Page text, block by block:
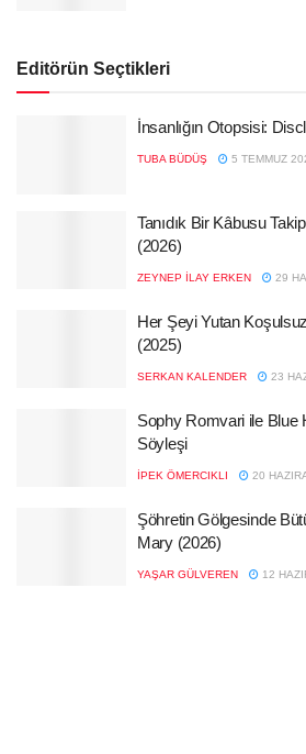
Editörün Seçtikleri
İnsanlığın Otopsisi:
TUBA BÜDÜŞ 5 TEMMUZ
Tanıdık Bir Kâbusu
(2026)
ZEYNEP İLAY ERKEN 29
Her Şeyi Yutan
(2025)
SERKAN KALENDER 23
Sophy Romvari ile Blue
Söyleşi
İPEK ÖMERCIKLI 20
Şöhretin Gölgesinde
Mary (2026)
YAŞAR GÜLVEREN 12